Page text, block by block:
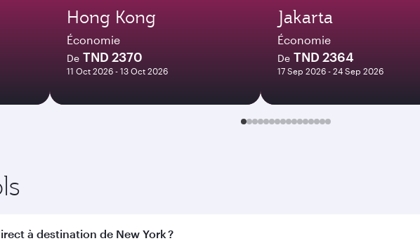
Hong Kong
Économie
De TND 2370
11 Oct 2026 - 13 Oct 2026
Jakarta
Économie
De TND 2364
17 Sep 2026 - 24 Sep 2026
à destination de New York ?